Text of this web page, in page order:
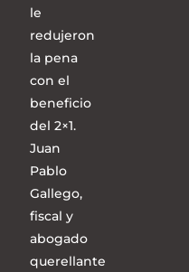
le
redujeron
la pena
con el
beneficio
del 2×1.
Juan
Pablo
Gallego,
fiscal y
abogado
querellante